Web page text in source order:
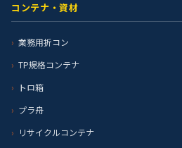
コンテナ・資材
業務用折コン
TP規格コンテナ
トロ箱
プラ舟
リサイクルコンテナ